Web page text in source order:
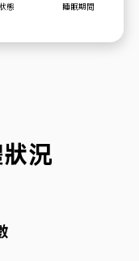
態 睡眠期間
況